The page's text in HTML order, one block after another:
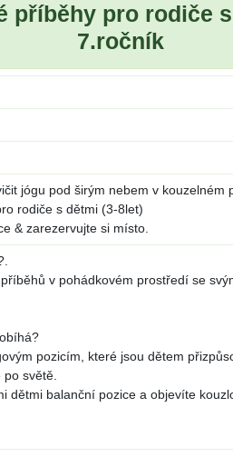
příběhy pro rodiče
7.ročník
jógu pod širým nebem v kouzelném
rodiče s dětmi (3-8let)
& zarezervujte si místo.
v pohádkovém prostředí se
pozicím, které jsou dětem
po světě.
dětmi balanční pozice a objevíte